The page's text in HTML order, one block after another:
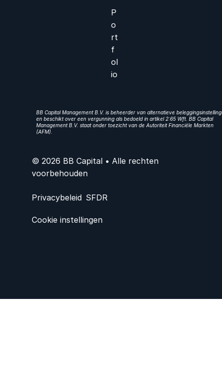
P
o
rt
f
ol
io
BB Capital Management B.V. is beheerder van alternatieve
en beschikt over een vergunning als bedoeld in artikel 2:65 Wft. BB Capital
Management B.V. staat onder toezicht van de Autoriteit Financiële Markten
(AFM).
© 2026 BB Capital • Alle rechten
voorbehouden
Privacybeleid SFDR
Cookie instellingen